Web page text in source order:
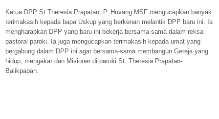
Ketua DPP St Theresia Prapatan, P. Huvang MSF mengucapkan banyak
terimakasih kepada bapa Uskup yang berkenan melantik DPP baru ini. Ia
mengharapkan DPP yang baru ini bekerja bersama-sama dalam reksa
pastoral paroki. Ia juga mengucapkan terimakasih kepada umat yang
bergabung dalam DPP ini agar bersama-sama membangun Gereja yang
hidup, mengakar dan Misioner di paroki St. Theresia Prapatan-
Balikpapan.